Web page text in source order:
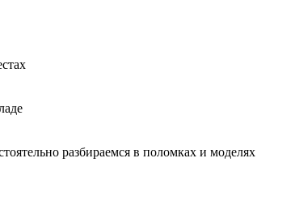
разбираемся в поломках и моделях